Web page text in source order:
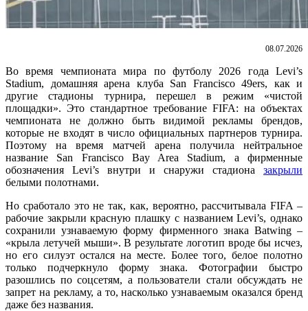
08.07.2026
Во время чемпионата мира по футболу 2026 года Levi’s
Stadium, домашняя арена клуба San Francisco 49ers, как и
другие стадионы турнира, перешел в режим «чистой
площадки». Это стандартное требование FIFA: на объектах
чемпионата не должно быть видимой рекламы брендов,
которые не входят в число официальных партнеров турнира.
Поэтому на время матчей арена получила нейтральное
название San Francisco Bay Area Stadium, а фирменные
обозначения Levi’s внутри и снаружи стадиона закрыли
белыми полотнами.
Но сработало это не так, как, вероятно, рассчитывала FIFA –
рабочие закрыли красную плашку с названием Levi’s, однако
сохранили узнаваемую форму фирменного знака Batwing –
«крыла летучей мыши». В результате логотип вроде бы исчез,
но его силуэт остался на месте. Более того, белое полотно
только подчеркнуло форму знака. Фотографии быстро
разошлись по соцсетям, а пользователи стали обсуждать не
запрет на рекламу, а то, насколько узнаваемым оказался бренд
даже без названия.